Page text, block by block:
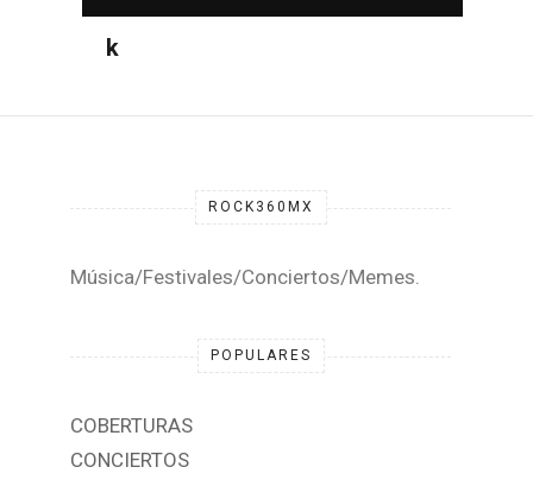
ROCK360MX
Música/Festivales/Conciertos/Memes.
POPULARES
COBERTURAS
CONCIERTOS